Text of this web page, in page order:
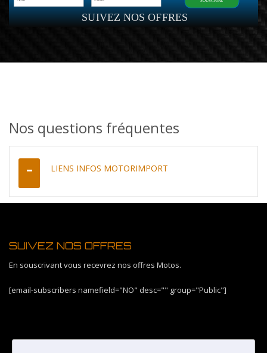
SUIVEZ NOS OFFRES
Nos questions fréquentes
LIENS INFOS MOTORIMPORT
SUIVEZ NOS OFFRES
En souscrivant vous recevrez nos offres Motos.
[email-subscribers namefield="NO" desc="" group="Public"]